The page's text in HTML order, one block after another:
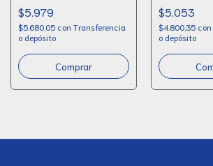
$5.979
$5.680,05 con Transferencia
o depósito
$5.053
$4.800,35 con
o depósito